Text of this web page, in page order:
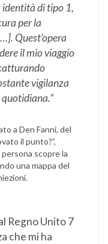
identità di tipo 1,
per la
Quest’opera
il mio viaggio
vigilanza
a Den Fanni, del
il punto?”,
scopre la
una mappa del
Regno Unito 7
che mi ha